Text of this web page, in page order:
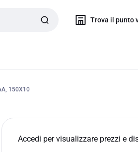
Trova il punto
150X10
Accedi per visualizzare prezzi e